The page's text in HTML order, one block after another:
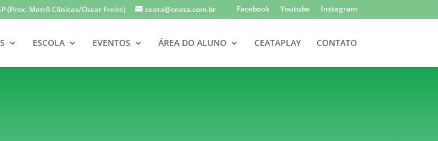
(Prox. Metrô Clínicas/Oscar Freire) ceata@ceata.com.br Facebook Youtube Instagram
ESCOLA EVENTOS ÁREA DO ALUNO CEATAPLAY CONTATO